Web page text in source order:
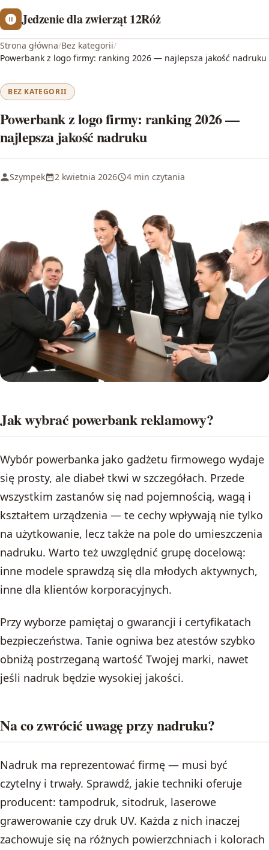
Jedzenie dla zwierząt 12Róż
Strona główna/Bez kategorii/
Powerbank z logo firmy: ranking 2026 — najlepsza jakość nadruku
BEZ KATEGORII
Powerbank z logo firmy: ranking 2026 —
najlepsza jakość nadruku
Szympek 2 kwietnia 2026 4 min czytania
Jak wybrać powerbank reklamowy?
Wybór powerbanka jako gadżetu firmowego wydaje
się prosty, ale diabeł tkwi w szczegółach. Przede
wszystkim zastanów się nad pojemnością, wagą i
kształtem urządzenia — te cechy wpływają nie tylko
na użytkowanie, lecz także na pole do umieszczenia
nadruku. Warto też uwzględnić grupę docelową:
inne modele sprawdzą się dla młodych aktywnych,
inne dla klientów korporacyjnych.
Przy wyborze pamiętaj o gwarancji i certyfikatach
bezpieczeństwa. Tanie ogniwa bez atestów szybko
obniżą postrzeganą wartość Twojej marki, nawet
jeśli nadruk będzie wysokiej jakości.
Na co zwrócić uwagę przy nadruku?
Nadruk ma reprezentować firmę — musi być
czytelny i trwały. Sprawdź, jakie techniki oferuje
producent: tampodruk, sitodruk, laserowe
grawerowanie czy druk UV. Każda z nich inaczej
zachowuje się na różnych powierzchniach i kolorach